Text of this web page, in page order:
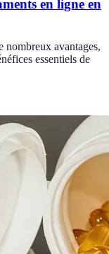
en ligne en
nombreux avantages,
essentiels de